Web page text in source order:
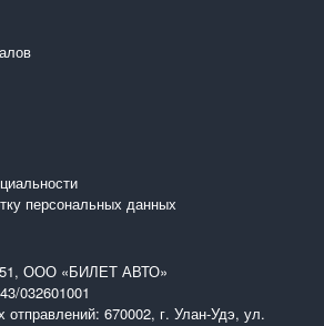
персональных данных
ООО «БИЛЕТ АВТО»
032601001
670002, г. Улан-Удэ, ул.